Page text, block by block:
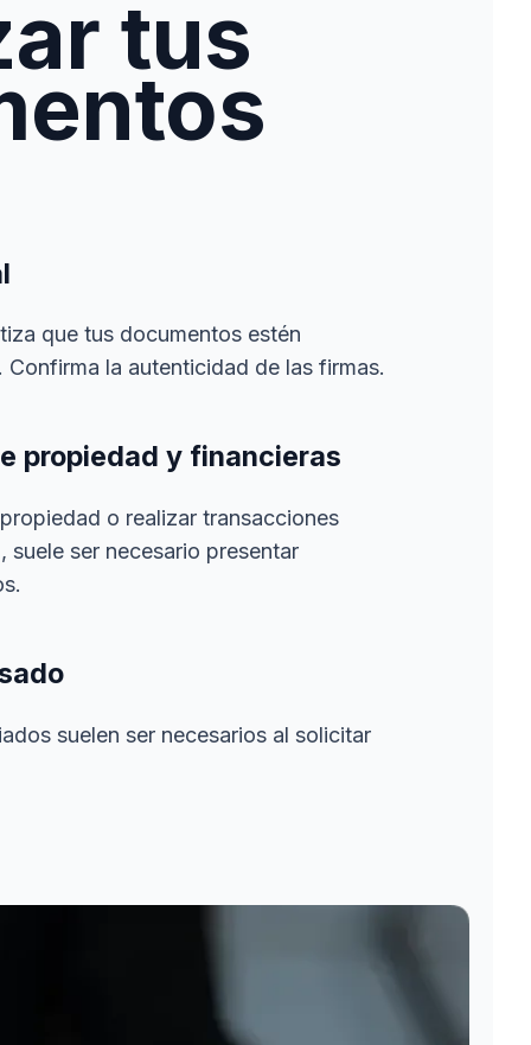
tus
que tus documentos estén
la autenticidad de las firmas.
propiedad y financieras
o realizar transacciones
suele ser necesario presentar
suelen ser necesarios al solicitar